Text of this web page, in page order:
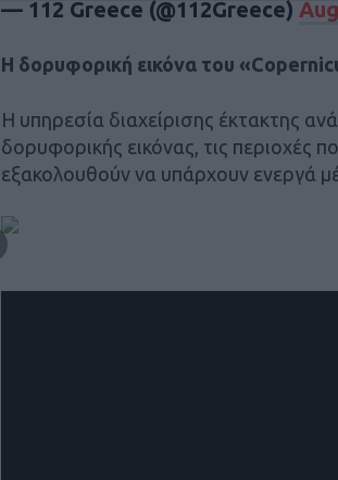
— 112 Greece (@112Greece)
Η δορυφορική εικόνα του
Η υπηρεσία διαχείρισης έκτακτης
δορυφορικής εικόνας, τις περιοχές
εξακολουθούν να υπάρχουν ενεργά